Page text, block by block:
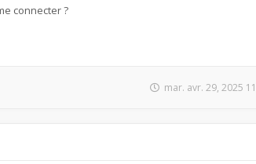
connecter ?
mar. avr. 29, 2025